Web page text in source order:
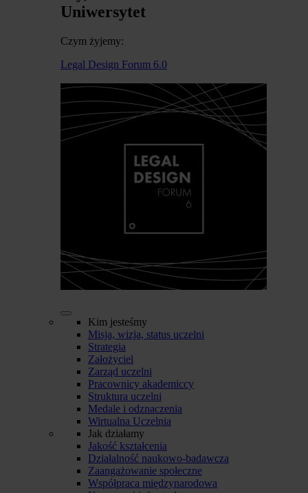
Uniwersytet
Czym żyjemy:
Legal Design Forum 6.0
Kim jesteśmy
Misja, wizja, status uczelni
Strategia
Założyciel
Zarząd uczelni
Pracownicy akademiccy
Struktura uczelni
Medale i odznaczenia
Wirtualna Uczelnia
Jak działamy
Jakość kształcenia
Działalność naukowo-badawcza
Zaangażowanie społeczne
Współpraca międzynarodowa